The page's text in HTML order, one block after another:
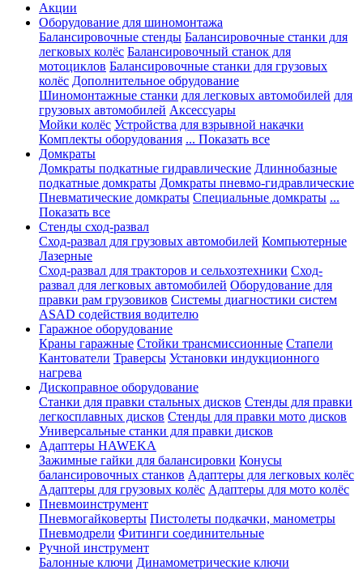
Акции
Оборудование для шиномонтажа
Балансировочные стенды Балансировочные станки для
легковых колёс Балансировочный станок для
мотоциклов Балансировочные станки для грузовых
колёс Дополнительное обрудование
Шиномонтажные станки для легковых автомобилей для
грузовых автомобилей Аксессуары
Мойки колёс Устройства для взрывной накачки
Комплекты оборудования ... Показать все
Домкраты
Домкраты подкатные гидравлические Длиннобазные
подкатные домкраты Домкраты пневмо-гидравлические
Пневматические домкраты Специальные домкраты ...
Показать все
Стенды сход-развал
Сход-развал для грузовых автомобилей Компьютерные
Лазерные
Сход-развал для тракторов и сельхозтехники Сход-
развал для легковых автомобилей Оборудование для
правки рам грузовиков Системы диагностики систем
ASAD содействия водителю
Гаражное оборудование
Краны гаражные Стойки трансмиссионные Стапели
Кантователи Траверсы Установки индукционного
нагрева
Дископравное оборудование
Станки для правки стальных дисков Стенды для правки
легкосплавных дисков Стенды для правки мото дисков
Универсальные станки для правки дисков
Адаптеры HAWEKA
Зажимные гайки для балансировки Конусы
балансировочных станков Адаптеры для легковых колёс
Адаптеры для грузовых колёс Адаптеры для мото колёс
Пневмоинструмент
Пневмогайковерты Пистолеты подкачки, манометры
Пневмодрели Фитинги соединительные
Ручной инструмент
Балонные ключи Динамометрические ключи